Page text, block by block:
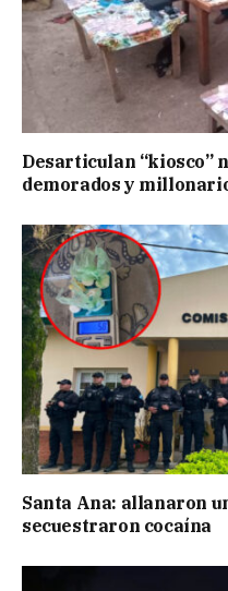
Desarticulan “kiosco”
demorados y
Santa Ana: allanaron
secuestraron cocaína